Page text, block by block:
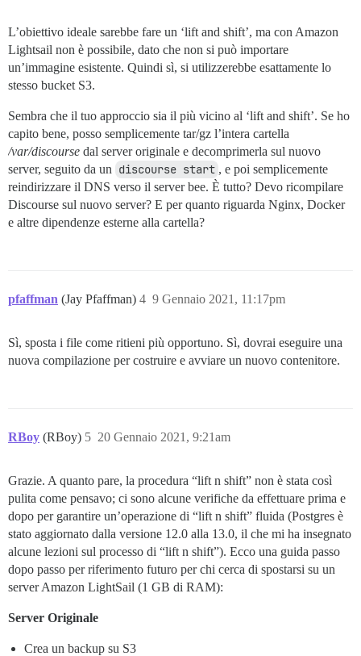
L’obiettivo ideale sarebbe fare un ‘lift and shift’, ma con Amazon
Lightsail non è possibile, dato che non si può importare
un’immagine esistente. Quindi sì, si utilizzerebbe esattamente lo
stesso bucket S3.
Sembra che il tuo approccio sia il più vicino al ‘lift and shift’. Se ho
capito bene, posso semplicemente tar/gz l’intera cartella
/var/discourse dal server originale e decomprimerla sul nuovo
server, seguito da un discourse start , e poi semplicemente
reindirizzare il DNS verso il server bee. È tutto? Devo ricompilare
Discourse sul nuovo server? E per quanto riguarda Nginx, Docker
e altre dipendenze esterne alla cartella?
pfaffman (Jay Pfaffman) 9 Gennaio 2021, 11:17pm
4
Sì, sposta i file come ritieni più opportuno. Sì, dovrai eseguire una
nuova compilazione per costruire e avviare un nuovo contenitore.
RBoy (RBoy) 20 Gennaio 2021, 9:21am
5
Grazie. A quanto pare, la procedura “lift n shift” non è stata così
pulita come pensavo; ci sono alcune verifiche da effettuare prima e
dopo per garantire un’operazione di “lift n shift” fluida (Postgres è
stato aggiornato dalla versione 12.0 alla 13.0, il che mi ha insegnato
alcune lezioni sul processo di “lift n shift”). Ecco una guida passo
dopo passo per riferimento futuro per chi cerca di spostarsi su un
server Amazon LightSail (1 GB di RAM):
Server Originale
Crea un backup su S3